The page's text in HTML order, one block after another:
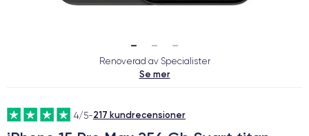
Renoverad av Specialister
Se mer
4/5-217 kundrecensioner